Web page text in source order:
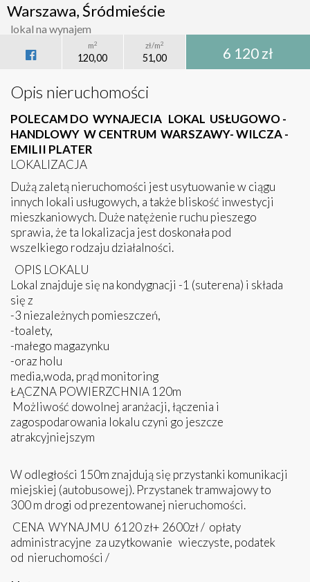
Warszawa, Śródmieście
lokal na wynajem
m2
120,00
zł/m2
51,00 6 120 zł
Opis nieruchomości
POLECAM DO WYNAJECIA LOKAL USŁUGOWO -
HANDLOWY W CENTRUM WARSZAWY- WILCZA -
EMILII PLATER
LOKALIZACJA
Dużą zaletą nieruchomości jest usytuowanie w ciągu
innych lokali usługowych, a także bliskość inwestycji
mieszkaniowych. Duże natężenie ruchu pieszego
sprawia, że ta lokalizacja jest doskonała pod
wszelkiego rodzaju działalności.
OPIS LOKALU
Lokal znajduje się na kondygnacji -1 (suterena) i składa
się z
-3 niezależnych pomieszczeń,
-toalety,
-małego magazynku
-oraz holu
media,woda, prąd monitoring
ŁĄCZNA POWIERZCHNIA 120m
Możliwość dowolnej aranżacji, łączenia i
zagospodarowania lokalu czyni go jeszcze
atrakcyjniejszym
W odległości 150m znajdują się przystanki komunikacji
miejskiej (autobusowej). Przystanek tramwajowy to
300 m drogi od prezentowanej nieruchomości.
CENA WYNAJMU 6120 zł+ 2600zł / opłaty
administracyjne za uzytkowanie wieczyste, podatek
od nieruchomości /